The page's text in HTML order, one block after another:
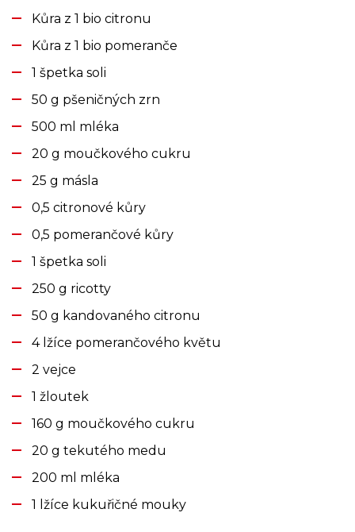
Kůra z 1 bio citronu
Kůra z 1 bio pomeranče
1 špetka soli
50 g pšeničných zrn
500 ml mléka
20 g moučkového cukru
25 g másla
0,5 citronové kůry
0,5 pomerančové kůry
1 špetka soli
250 g ricotty
50 g kandovaného citronu
4 lžíce pomerančového květu
2 vejce
1 žloutek
160 g moučkového cukru
20 g tekutého medu
200 ml mléka
1 lžíce kukuřičné mouky